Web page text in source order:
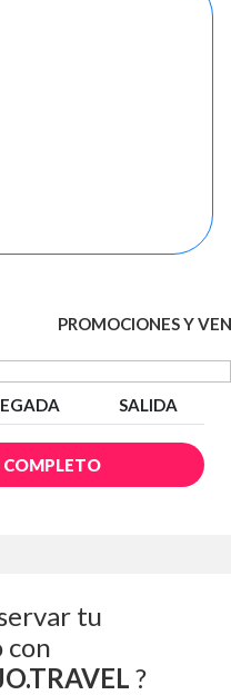
PROMOCIONES Y
SALIDA
COMPLETO
tu
con
?